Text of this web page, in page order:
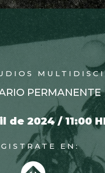
PERMANENTE
de 2024 / 11:00
EN: